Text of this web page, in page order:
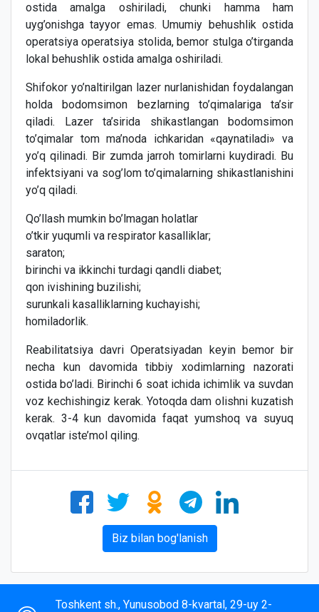
ostida amalga oshiriladi, chunki hamma ham
uyg’onishga tayyor emas. Umumiy behushlik ostida
operatsiya operatsiya stolida, bemor stulga o’tirganda
lokal behushlik ostida amalga oshiriladi.
Shifokor yo’naltirilgan lazer nurlanishidan foydalangan
holda bodomsimon bezlarning to’qimalariga ta’sir
qiladi. Lazer ta’sirida shikastlangan bodomsimon
to’qimalar tom ma’noda ichkaridan «qaynatiladi» va
yo’q qilinadi. Bir zumda jarroh tomirlarni kuydiradi. Bu
infektsiyani va sog’lom to’qimalarning shikastlanishini
yo’q qiladi.
Qo’llash mumkin bo’lmagan holatlar
o’tkir yuqumli va respirator kasalliklar;
saraton;
birinchi va ikkinchi turdagi qandli diabet;
qon ivishining buzilishi;
surunkali kasalliklarning kuchayishi;
homiladorlik.
Reabilitatsiya davri Operatsiyadan keyin bemor bir
necha kun davomida tibbiy xodimlarning nazorati
ostida bo’ladi. Birinchi 6 soat ichida ichimlik va suvdan
voz kechishingiz kerak. Yotoqda dam olishni kuzatish
kerak. 3-4 kun davomida faqat yumshoq va suyuq
ovqatlar iste’mol qiling.
Biz bilan bog'lanish
Toshkent sh., Yunusobod 8-kvartal, 29-uy 2-